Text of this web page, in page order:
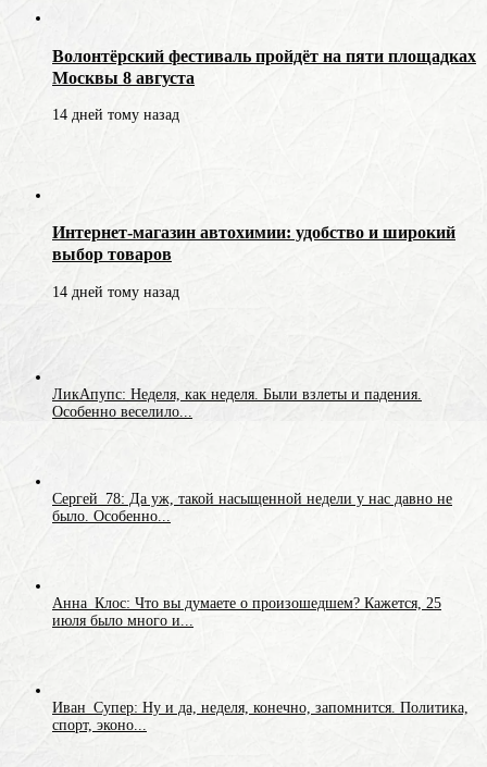
Волонтёрский фестиваль пройдёт на пяти площадках
Москвы 8 августа
14 дней тому назад
Интернет-магазин автохимии: удобство и широкий
выбор товаров
14 дней тому назад
ЛикАпупс: Неделя, как неделя. Были взлеты и падения.
Особенно веселило...
Сергей_78: Да уж, такой насыщенной недели у нас давно не
было. Особенно...
Анна_Клос: Что вы думаете о произошедшем? Кажется, 25
июля было много и...
Иван_Супер: Ну и да, неделя, конечно, запомнится. Политика,
спорт, эконо...